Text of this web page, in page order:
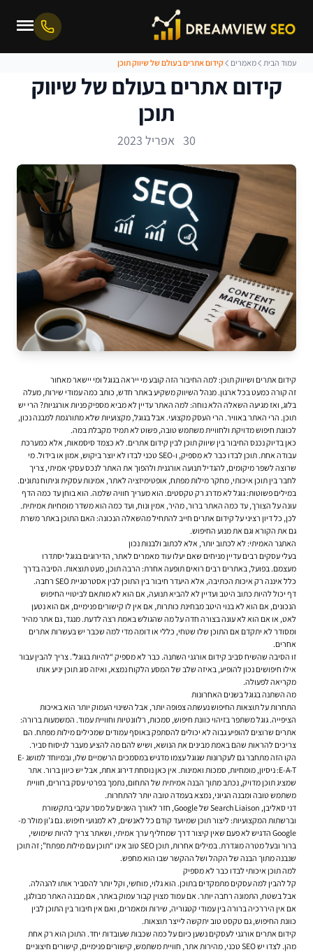
עמוד הבית מאמרים קידום אתרים בעולם של שיווק תוכן
קידום אתרים בעולם של שיווק
תוכן
30 אפריל 2023
קידום אתרים ושיווק תוכן: למה החיבור הזה קובע מי ייראה בגוגל ומי יישאר מאחור
זה קורה כמעט בכל ארגון. מנהל השיווק משקיע באתר חדש, כותב כמה עמודי שירות, מעלה
בלוג, ואז מגיעה השאלה הלא נוחה: למה האתר עדיין לא מביא מספיק פניות אורגניות? הרי יש
תוכן. הרי האתר באוויר. הרי העסק מקצועי. אבל בגוגל, מקצועיות שלא מתורגמת למבנה נכון,
לכוונת חיפוש מדויקת ולחוויית משתמש טובה, פשוט לא תמיד מקבלת במה.
כאן בדיוק נכנס החיבור בין שיווק תוכן לבין קידום אתרים. לא כצמד סיסמאות, אלא כמערכת
עבודה אחת. תוכן לבדו כבר לא מספיק, ו-SEO טכני לבדו לא יוצר ביקוש, אמון או בידול. מי
שרוצה לשפר מיקומים, להגדיל תנועה אורגנית ולהפוך את האתר לנכס עסקי אמיתי, צריך
לחבר בין תוכן איכותי, מחקר מילות מפתח, אופטימיזציה לאתר, אמינות עסקית וניתוח נתונים.
במילים פשוטות: גוגל לא מדרג רק טקסטים. הוא מעריך חוויה שלמה. הוא בוחן עד כמה הדף
עונה על הצורך, עד כמה האתר ברור, מהיר, אמין ונוח, ועד כמה הוא משדר מומחיות אמיתית.
לכן, כל דיון רציני על קידום אתרים חייב להתחיל מהשאלה הנכונה: האם התוכן באתר משרת
גם את הקורא וגם את מנוע החיפוש.
האתגר האמיתי: לא לכתוב יותר, אלא לכתוב ולבנות נכון
בעלי עסקים רבים עדיין מניחים שאם יעלו עוד מאמרים לאתר, הדירוגים בגוגל יסתדרו
מעצמם. בפועל, באתרים רבים רואים תופעה אחרת: הרבה תוכן, מעט תוצאות. הסיבה בדרך
כלל איננה רק איכות הכתיבה, אלא היעדר חיבור בין התוכן לבין אסטרטגיית SEO רחבה.
דף יכול להיות כתוב היטב ועדיין לא להביא תנועה, אם הוא לא מותאם לביטויי החיפוש
הנכונים, אם הוא לא בנוי היטב מבחינת כותרות, אם אין לו קישורים פנימיים, אם הוא נטען
לאט, או אם הוא לא עונה בצורה חדה על מה שהגולש באמת רצה לדעת. מנגד, גם אתר מהיר
ומסודר לא יתקדם אם התוכן שלו שטחי, כללי או דומה מדי למה שכבר יש בעשרות אתרים
אחרים.
זו הסיבה שהשיח סביב קידום אורגני השתנה. כבר לא מספיק “להיות בגוגל”. צריך להבין עבור
אילו חיפושים נכון להופיע, באיזה שלב של המסע הלקוח נמצא, ואיזה סוג תוכן יניע אותו
מקריאה לפעולה.
מה השתנה בגוגל בשנים האחרונות
התחרות על תוצאות החיפוש נעשתה צפופה יותר, אבל השינוי העמוק יותר הוא באיכות
הציפייה. גוגל משתפר בזיהוי כוונת חיפוש, סמכות, רלוונטיות וחוויית עמוד. המשמעות ברורה:
אתרים שרוצים להופיע גבוה לא יכולים להסתפק באוסף עמודים שמכילים מילות מפתח. הם
צריכים להראות שהם באמת מבינים את הנושא, ושיש להם מה להציע מעבר לניסוח סביר.
הקו הזה מתחבר גם לעקרונות שגוגל עצמו מדגיש במסמכים הרשמיים שלו, ובמיוחד למושג E-
E-A-T: ניסיון, מומחיות, סמכות ואמינות. אין כאן נוסחת דירוג אחת, אבל יש כיוון ברור. אתר
שמציג תוכן מדויק, נכתב מתוך הבנה אמיתית של התחום, נתמך בפרטי עסק ברורים, חוויית
משתמש טובה ומבנה הגיוני, נמצא בעמדה טובה יותר להתחרות.
דני סאליבן, Search Liaison של Google, חזר לאורך השנים על מסר עקבי בתקשורת
וברשתות המקצועיות: ליצור תוכן שמיועד קודם כל לאנשים, לא למנועי חיפוש. גם ג’ון מולר מ-
Google הדגיש לא פעם שאין קיצור דרך שמחליף ערך אמיתי, ושאתר צריך להיות שימושי,
ברור ובעל מטרה מוגדרת. במילים אחרות, תוכן SEO טוב אינו “תוכן עם מילות מפתח”; זה תוכן
שנבנה מתוך הבנה של הקהל ושל ההקשר שבו הוא מחפש.
למה תוכן איכותי לבדו כבר לא מספיק
קל להבין למה עסקים מתמקדים בתוכן. הוא גלוי, מוחשי, וקל יותר להסביר אותו להנהלה.
אבל בשטח, התמונה רחבה יותר. אם עמוד מצוין קבור עמוק באתר, אם מבנה האתר מבולגן,
אם אין היררכיה ברורה בין עמודי קטגוריה, שירות ומאמרים, ואם אין חיבור בין התוכן לבין
כוונת החיפוש, גם טקסט טוב יתקשה לייצר תוצאות.
קידום אתרים אורגני לעסקים נשען כיום על כמה שכבות שעובדות יחד. התוכן הוא רק אחת
מהן. לצדו יש SEO טכני, מהירות אתר, חוויית משתמש, קישורים פנימיים, קישורים חיצוניים